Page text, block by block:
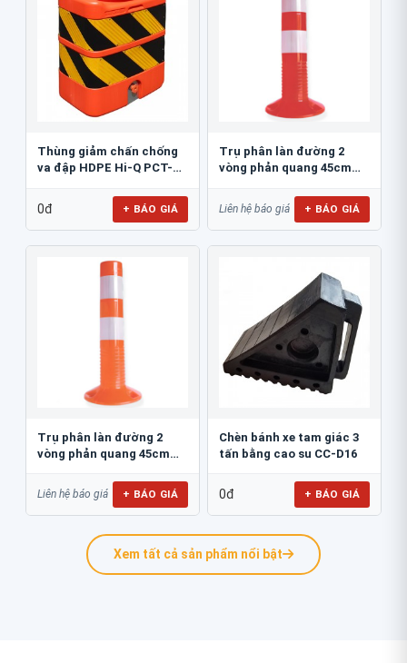
Thùng giảm chấn chống
va đập HDPE Hi-Q PCT-
0đ + BÁO GIÁ
Trụ phân làn đường 2
vòng phản quang 45cm
Liên hệ báo giá + BÁO GIÁ
Trụ phân làn đường 2
vòng phản quang 45cm
Liên hệ báo giá + BÁO GIÁ
Chèn bánh xe tam giác 3
tấn bằng cao su CC-D16
0đ + BÁO GIÁ
Xem tất cả sản phẩm nổi bật